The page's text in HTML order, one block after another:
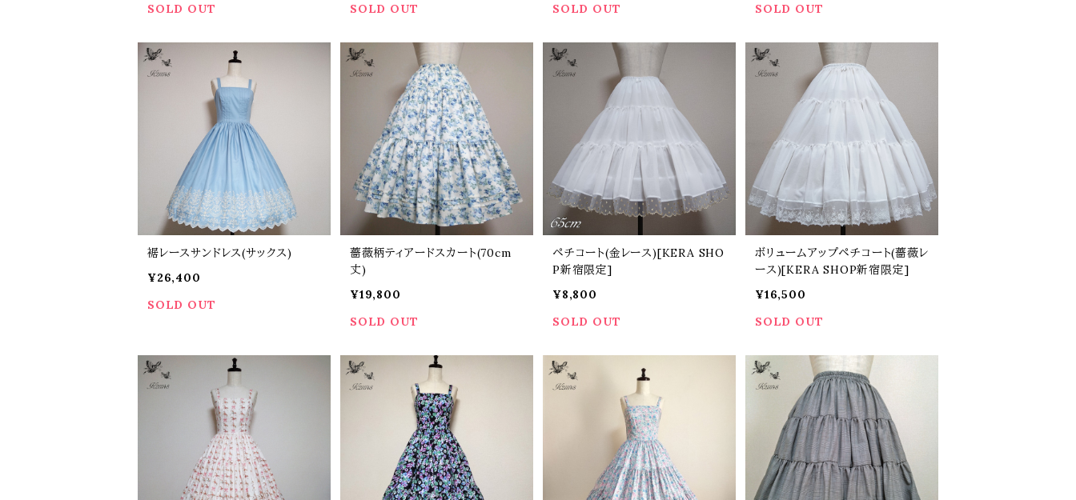
SOLD OUT
SOLD OUT
SOLD OUT
SOLD OUT
裾レースサンドレス(サックス)
¥26,400
SOLD OUT
薔薇柄ティアードスカート(70cm
丈)
¥19,800
SOLD OUT
ペチコート(金レース)[KERA SHO
P新宿限定]
¥8,800
SOLD OUT
ボリュームアップペチコート(薔薇レ
ース)[KERA SHOP新宿限定]
¥16,500
SOLD OUT